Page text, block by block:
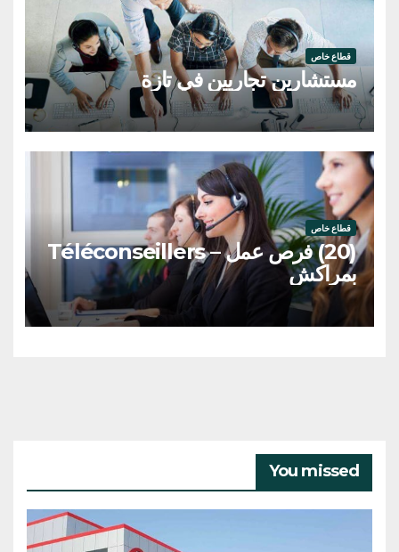
قطاع خاص
مستشارين تجاريين في تازة
قطاع خاص
(20) فرص عمل – Téléconseillers
بمراكش
You missed